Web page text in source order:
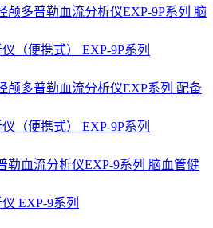
（便携式） EXP-9P系列
（便携式） EXP-9P系列
EXP-9系列